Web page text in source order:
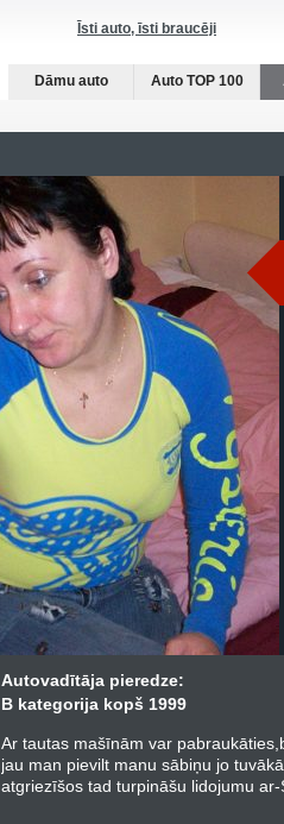
Īsti auto, īsti braucēji
Dāmu auto Auto TOP 100
Autovadītāja pieredze:
B kategorija kopš 1999
Ar tautas mašīnām var
jau man pievilt manu sābiņu jo
atgriezīšos tad turpināšu lidojumu ar-